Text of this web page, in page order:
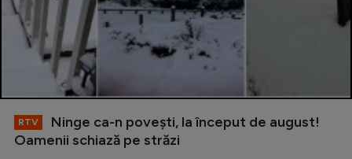
RTV
Ninge ca-n povești, la început de august!
Oamenii schiază pe străzi